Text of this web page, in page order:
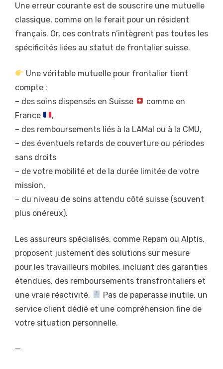
Une erreur courante est de souscrire une mutuelle
classique, comme on le ferait pour un résident
français. Or, ces contrats n’intègrent pas toutes les
spécificités liées au statut de frontalier suisse.
Une véritable mutuelle pour frontalier tient
compte :
– des soins dispensés en Suisse
comme en
France
,
– des remboursements liés à la LAMal ou à la CMU,
– des éventuels retards de couverture ou périodes
sans droits
– de votre mobilité et de la durée limitée de votre
mission,
– du niveau de soins attendu côté suisse (souvent
plus onéreux).
Les assureurs spécialisés, comme Repam ou Alptis,
proposent justement des solutions sur mesure
pour les travailleurs mobiles, incluant des garanties
étendues, des remboursements transfrontaliers et
une vraie réactivité.
Pas de paperasse inutile, un
service client dédié et une compréhension fine de
votre situation personnelle.
—